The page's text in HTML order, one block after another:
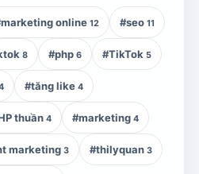
online 12 #seo 11
8 #php 6 #TikTok 5
#tăng like 4
thuần 4 #marketing 4
marketing 3 #thilyquan 3